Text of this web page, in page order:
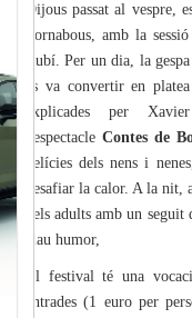
Dijous passat al vespre,
Tornabous, amb la
Rubí. Per un dia, la
es va convertir en
explicades per
l'espectacle Contes de
delícies dels nens i
desafiar la calor. A la nit,
dels adults amb un
clau humor,
El festival té una
entrades (1 euro per